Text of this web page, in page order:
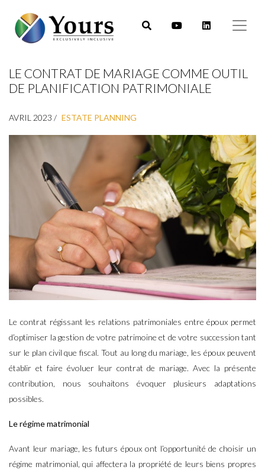
LE CONTRAT DE MARIAGE COMME OUTIL
DE PLANIFICATION PATRIMONIALE
AVRIL 2023 / ESTATE PLANNING
Le contrat régissant les relations patrimoniales entre époux permet
d’optimiser la gestion de votre patrimoine et de votre succession tant
sur le plan civil que fiscal. Tout au long du mariage, les époux peuvent
établir et faire évoluer leur contrat de mariage. Avec la présente
contribution, nous souhaitons évoquer plusieurs adaptations
possibles.
Le régime matrimonial
Avant leur mariage, les futurs époux ont l’opportunité de choisir un
régime matrimonial, qui affectera la propriété de leurs biens propres